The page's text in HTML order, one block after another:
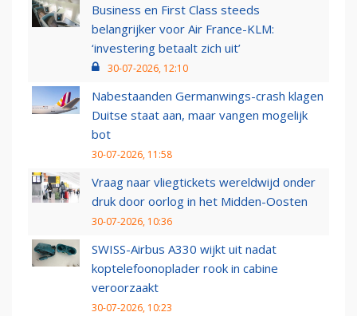
Business en First Class steeds
belangrijker voor Air France-KLM:
‘investering betaalt zich uit’
30-07-2026, 12:10
Nabestaanden Germanwings-crash klagen
Duitse staat aan, maar vangen mogelijk
bot
30-07-2026, 11:58
Vraag naar vliegtickets wereldwijd onder
druk door oorlog in het Midden-Oosten
30-07-2026, 10:36
SWISS-Airbus A330 wijkt uit nadat
koptelefoonoplader rook in cabine
veroorzaakt
30-07-2026, 10:23